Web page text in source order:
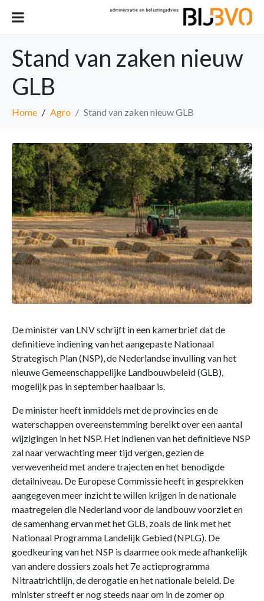
Stand van zaken nieuw
GLB
Home Agro Stand van zaken nieuw GLB
De minister van LNV schrijft in een kamerbrief dat de
definitieve indiening van het aangepaste Nationaal
Strategisch Plan (NSP), de Nederlandse invulling van het
nieuwe Gemeenschappelijke Landbouwbeleid (GLB),
mogelijk pas in september haalbaar is.
De minister heeft inmiddels met de provincies en de
waterschappen overeenstemming bereikt over een aantal
wijzigingen in het NSP. Het indienen van het definitieve NSP
zal naar verwachting meer tijd vergen, gezien de
verwevenheid met andere trajecten en het benodigde
detailniveau. De Europese Commissie heeft in gesprekken
aangegeven meer inzicht te willen krijgen in de nationale
maatregelen die Nederland voor de landbouw voorziet en
de samenhang ervan met het GLB, zoals de link met het
Nationaal Programma Landelijk Gebied (NPLG). De
goedkeuring van het NSP is daarmee ook mede afhankelijk
van andere dossiers zoals het 7e actieprogramma
Nitraatrichtlijn, de derogatie en het nationale beleid. De
minister streeft er nog steeds naar om in de zomer op